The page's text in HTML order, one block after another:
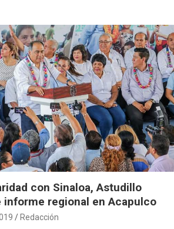
con Sinaloa, Astudillo
informe regional en Acapulco
Redacción